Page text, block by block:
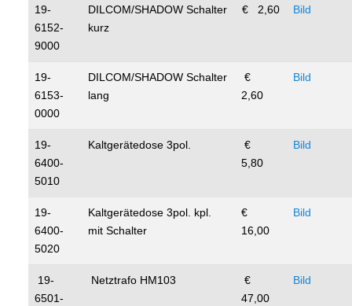
19-
6152-
9000
DILCOM/SHADOW Schalter
kurz
€ 2,60 Bild
19-
6153-
0000
DILCOM/SHADOW Schalter
lang
€
2,60
Bild
19-
6400-
5010
Kaltgerätedose 3pol.
€
5,80
Bild
19-
6400-
5020
Kaltgerätedose 3pol. kpl.
mit Schalter
€
16,00
Bild
19-
6501-
Netztrafo HM103
€
47,00
Bild